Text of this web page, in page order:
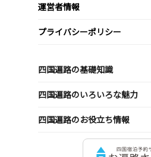
運営者情報
プライバシーポリシー
四国遍路の基礎知識
四国遍路のいろいろな魅力
四国遍路のお役立ち情報